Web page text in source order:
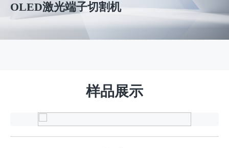
OLED激光端子切割机
样品展示
半